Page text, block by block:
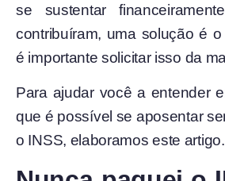
se sustentar
contribuíram, uma solução é
é importante solicitar isso da
Para ajudar você a entender
que é possível se aposentar
o INSS, elaboramos este